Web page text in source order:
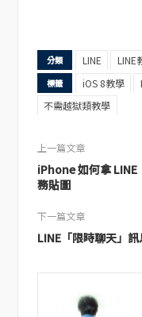
分類 LINE LINE
標籤 iOS 8教學
不需越獄類教學
上一篇文章
iPhone 如何拿 LINE
務貼圖
下一篇文章
LINE「限時聊天」